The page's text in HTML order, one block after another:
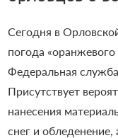
Сегодня в
погода
Федеральная
Присутствует
нанесения
снег и обледенение,